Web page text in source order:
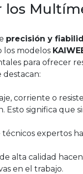
los
precisión y
los modelos
para ofrecer
destacan:
corriente o
Esto significa que
técnicos expertos
alta calidad
en el trabajo.